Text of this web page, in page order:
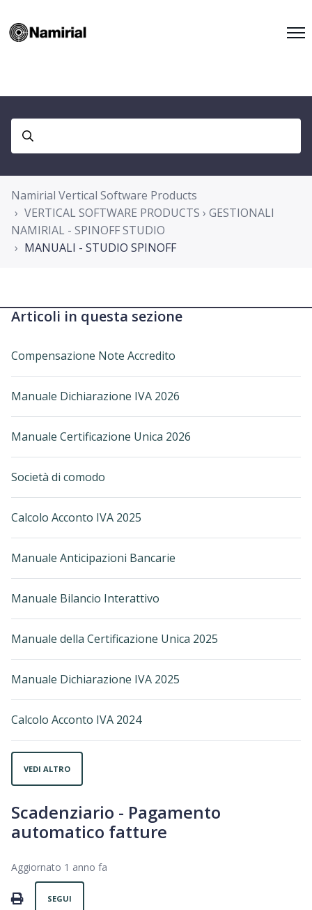
Namirial Vertical Software Products
VERTICAL SOFTWARE PRODUCTS › GESTIONALI
NAMIRIAL - SPINOFF STUDIO
MANUALI - STUDIO SPINOFF
Articoli in questa sezione
Compensazione Note Accredito
Manuale Dichiarazione IVA 2026
Manuale Certificazione Unica 2026
Società di comodo
Calcolo Acconto IVA 2025
Manuale Anticipazioni Bancarie
Manuale Bilancio Interattivo
Manuale della Certificazione Unica 2025
Manuale Dichiarazione IVA 2025
Calcolo Acconto IVA 2024
VEDI ALTRO
Scadenziario - Pagamento
automatico fatture
Aggiornato 1 anno fa
PRINT
SEGUI